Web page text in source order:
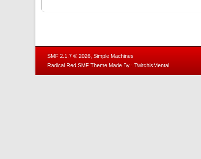
SMF 2.1.7 © 2026, Simple Machines
Radical Red SMF Theme Made By : TwitchisMental